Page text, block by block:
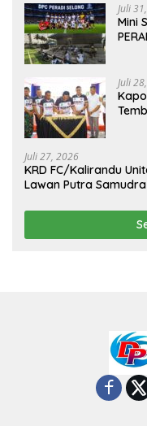
Juli
Mini
Juli
Juli 27, 2026
KRD FC/Kalirandu
Lawan Putra